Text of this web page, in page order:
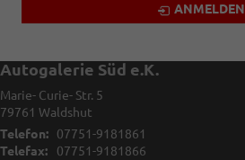
ANMELDEN
Autogalerie Süd e.K.
Marie- Curie- Str. 5
79761 Waldshut
Telefon:
07751-9181861
Telefax:
07751-9181866